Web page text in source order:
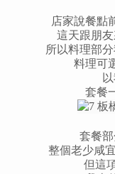
店家說餐點
這天跟朋
所以料理部
料理可
套餐
套餐
整個老少咸
但這